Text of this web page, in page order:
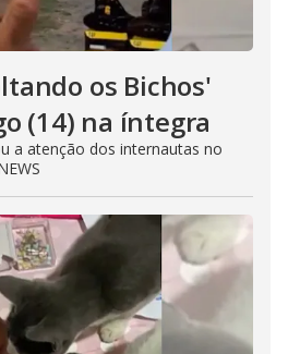
os Bichos'
(14) na íntegra
a atenção dos internautas no